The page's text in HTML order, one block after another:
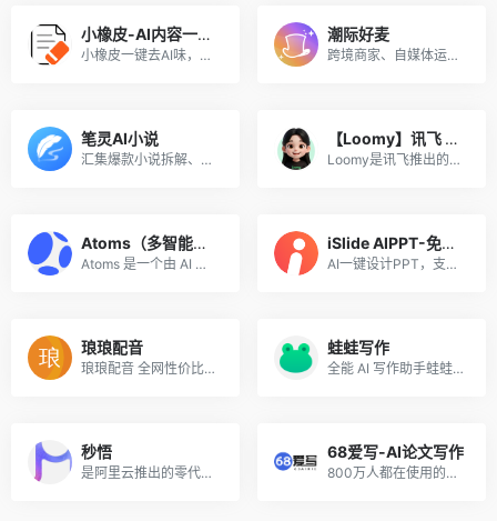
小橡皮-AI内容一键变人味
小橡皮一键去AI味，将机器味重的内容改得更有活人感，防止因为 AI 内容被平台打上 AI 标签，以及限流。发布前检测敏感表达与违禁词，减少内容违规和限流风险发布。
潮际好麦
跨境商家、自媒体运营专用，一键制作电商海报商品图，蓝海赛道极易获客~
笔灵AI小说
汇集爆款小说拆解、小说大纲一键生成、200+小说生成器、总结网文大神写作公式、精选小说资料库。
【Loomy】讯飞 AI 办公智能体
Loomy是讯飞推出的桌面级AI助理，安装即用，适用自媒体、办公、日程等场景，能学习你的工作习惯，越用越懂你。
Atoms（多智能体无代码开发平台）
Atoms 是一个由 AI 驱动的开...
iSlide AIPPT-免费体验
AI一键设计PPT，支持输入主题、导入文件、上传模板生成PPT。
琅琅配音
琅琅配音 全网性价比遥遥领先的配音平台
蛙蛙写作
全能 AI 写作助手蛙蛙写作，主推 AI写小说、写剧本 和 AI生成漫剧功能，让创作高效又省心。
秒悟
是阿里云推出的零代码AI应用创作平台，无需编程基础，仅靠自然语言描述需求，即可依托多模型协同，分钟级生成含前后端、数据库的完整网页与应用，自动调配云端资源并一键部署上线，适配个人建站、活动页面、简易后台搭建等多元场景，大幅降低应用开发门槛。
68爱写-AI论文写作
800万人都在使用的高质量原创AI论文写作平台，免费生成大纲，可无限改稿，包过查重！